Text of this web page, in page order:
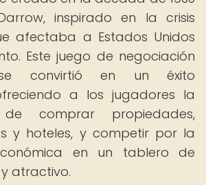
inspirado en la crisis
afectaba a Estados Unidos
Este juego de negociación
se convirtió en un éxito
a los jugadores la
comprar propiedades,
y hoteles, y competir por la
en un tablero de
atractivo.